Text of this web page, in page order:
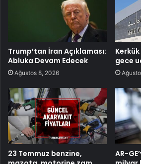
Trump’tan İran Açıklaması:
Abluka Devam Edecek
Ağustos 8, 2026
gece
23 Temmuz benzine,
AR-